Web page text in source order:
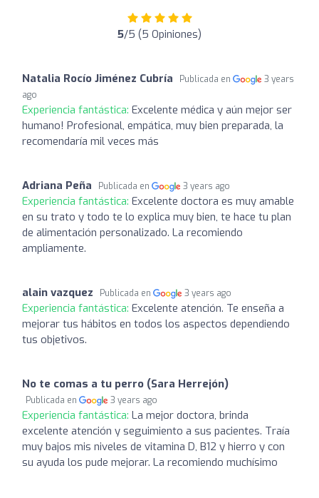
5/5 (5 Opiniones)
Natalia Rocío Jiménez Cubría Publicada en
3 years
ago
Experiencia fantástica: Excelente médica y aún mejor ser
humano! Profesional, empática, muy bien preparada, la
recomendaría mil veces más
Adriana Peña Publicada en 3 years ago
Experiencia fantástica: Excelente doctora es muy amable
en su trato y todo te lo explica muy bien, te hace tu plan
de alimentación personalizado. La recomiendo
ampliamente.
alain vazquez Publicada en 3 years ago
Experiencia fantástica: Excelente atención. Te enseña a
mejorar tus hábitos en todos los aspectos dependiendo
tus objetivos.
No te comas a tu perro (Sara Herrejón)
Publicada en 3 years ago
Experiencia fantástica: La mejor doctora, brinda
excelente atención y seguimiento a sus pacientes. Traía
muy bajos mis niveles de vitamina D, B12 y hierro y con
su ayuda los pude mejorar. La recomiendo muchísimo